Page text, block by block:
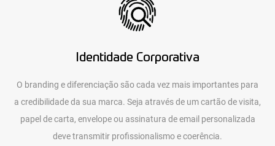
Identidade Corporativa
O branding e diferenciação são cada vez mais importantes para
a credibilidade da sua marca. Seja através de um cartão de visita,
papel de carta, envelope ou assinatura de email personalizada
deve transmitir profissionalismo e coerência.